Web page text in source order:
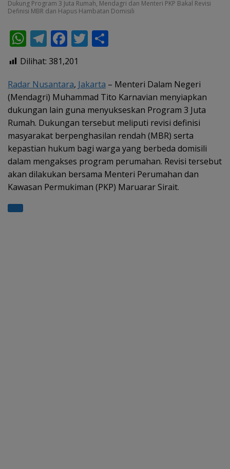
Dukung Program 3 Juta Rumah, Mendagri dan Menteri PKP Bakal Revisi
Definisi MBR dan Hapus Hambatan Domisili
W
h
at
s
A
p
p
T
el
e
gr
a
m
F
ac
e
b
o
o
k
T
er e
Dilihat: 381,201
Radar Nusantara, Jakarta – Menteri Dalam Negeri
(Mendagri) Muhammad Tito Karnavian menyiapkan
dukungan lain guna menyukseskan Program 3 Juta
Rumah. Dukungan tersebut meliputi revisi definisi
masyarakat berpenghasilan rendah (MBR) serta
kepastian hukum bagi warga yang berbeda domisili
dalam mengakses program perumahan. Revisi tersebut
akan dilakukan bersama Menteri Perumahan dan
Kawasan Permukiman (PKP) Maruarar Sirait.